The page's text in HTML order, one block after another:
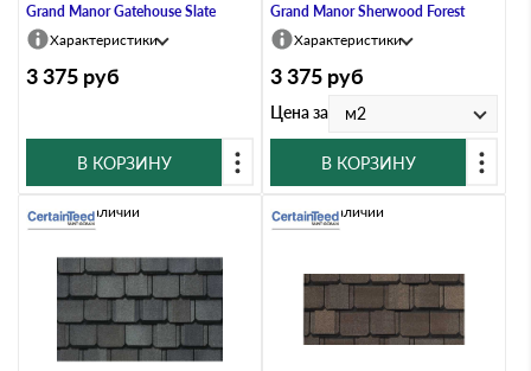
Grand Manor Gatehouse Slate
Характеристики
3 375 руб
В КОРЗИНУ
Grand Manor Sherwood Forest
Характеристики
3 375 руб
Цена за м2
В КОРЗИНУ
Нет в наличии Нет в наличии